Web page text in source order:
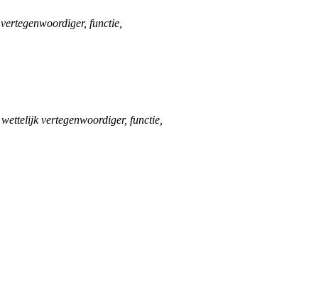
functie,
vertegenwoordiger, functie,